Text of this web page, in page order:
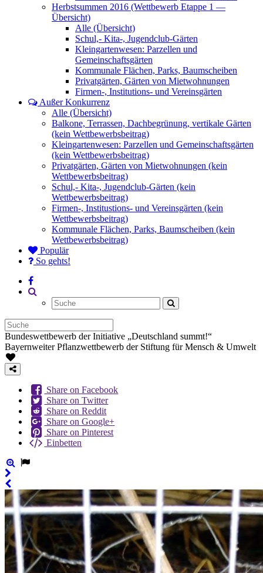
Herbstsummen 2016 (Wettbewerb Etappe 1 —
Übersicht)
Alle (Übersicht)
Schul,- Kita-, Jugendclub-Gärten
Kleingartenwesen: Parzellen und
Gemeinschaftsgärten
Kommunale Flächen, Parks, Baumscheiben
Privatgärten, Gärten von Mietwohnungen
Firmen-, Institutions- und Vereinsgärten
Außer Konkurrenz
Alle (Übersicht)
Balkone, Terrassen, Dachbegrünung, vertikale Gärten
(kein Wettbewerbsbeitrag)
Kleingartenwesen: Parzellen und Gemeinschaftsgärten
(kein Wettbewerbsbeitrag)
Privatgärten, Gärten von Mietwohnungen (kein
Wettbewerbsbeitrag)
Schul,- Kita-, Jugendclub-Gärten (kein
Wettbewerbsbeitrag)
Firmen-, Institustions- und Vereinsgärten (kein
Wettbewerbsbeitrag)
Kommunale Flächen, Parks, Baumscheiben (kein
Wettbewerbsbeitrag)
Populär
So gehts!
Bundeswettbewerb der Initiative „Deutschland summt!“
Bayernweiter Pflanzwettbewerb der Stiftung für Mensch & Umwelt
Share on Facebook
Share on Twitter
Share on Reddit
Share on Google+
Share on Pinterest
Einbetten